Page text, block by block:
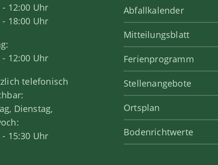
- 12:00 Uhr
- 18:00 Uhr
- 12:00 Uhr
telefonisch
Dienstag,
- 15:30 Uhr
Abfallkalender
Mitteilungsblatt
Ferienprogramm
Stellenangebote
Ortsplan
Bodenrichtwerte